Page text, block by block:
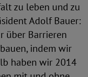
zu leben und zu
Adolf Bauer:
über Barrieren
indem wir
haben wir 2014